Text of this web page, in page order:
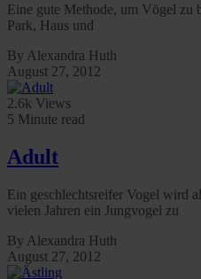
Eine gute Methode, um Vögel zu
Park, Haus und
By Alexandra Huth
August 27, 2012
2.6k Views
5 Minute read
Adult
Ein geschlechtsreifer Vogel wird
vielen Jahren ein Jungvogel zu
By Alexandra Huth
August 27, 2012